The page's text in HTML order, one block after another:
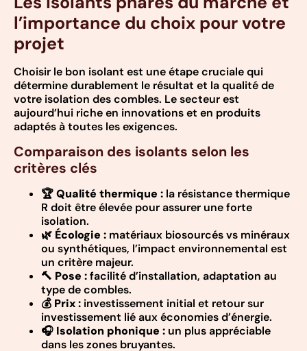
l’importance du choix pour votre
projet
Choisir le bon isolant est une étape cruciale qui
détermine durablement le résultat et la qualité de
votre isolation des combles. Le secteur est
aujourd’hui riche en innovations et en produits
adaptés à toutes les exigences.
Comparaison des isolants selon les
critères clés
🏆Qualité thermique : la résistance thermique
R doit être élevée pour assurer une forte
isolation.
🌿 Écologie : matériaux biosourcés vs minéraux
ou synthétiques, l’impact environnemental est
un critère majeur.
🔨 Pose :facilité d’installation, adaptation au
type de combles.
💰 Prix : investissement initial et retour sur
investissement lié aux économies d’énergie.
🎧 Isolation phonique : un plus appréciable
dans les zones bruyantes.